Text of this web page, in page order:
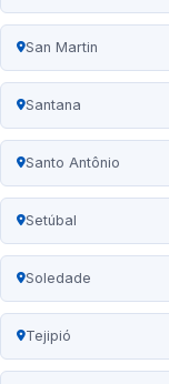
San Martin
Santana
Santo Antônio
Setúbal
Soledade
Tejipió